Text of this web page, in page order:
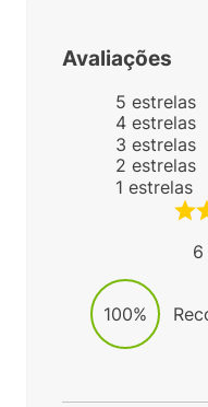
Avaliações
5 estrelas
4 estrelas
3 estrelas
2 estrelas
1 estrelas
6
100%